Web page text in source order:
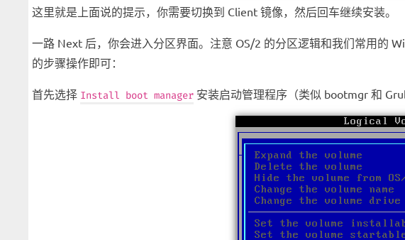
这里就是上面说的提示，你需要切换到 Client 镜像，然后回车继续安装。
一路 Next 后，你会进入分区界面。注意 OS/2 的分区逻辑和我们常用的
的步骤操作即可：
首先选择 Install boot manager 安装启动管理程序（类似 bootmgr 和